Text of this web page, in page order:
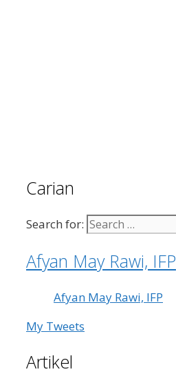
Carian
Search for:
Afyan May Rawi, IFP
Afyan May Rawi, IFP
My Tweets
Artikel